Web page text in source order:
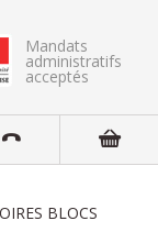
Mandats
administratifs
acceptés
BLOCS